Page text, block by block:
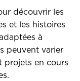
découvrir les
et les histoires
à
peuvent varier
projets en cours